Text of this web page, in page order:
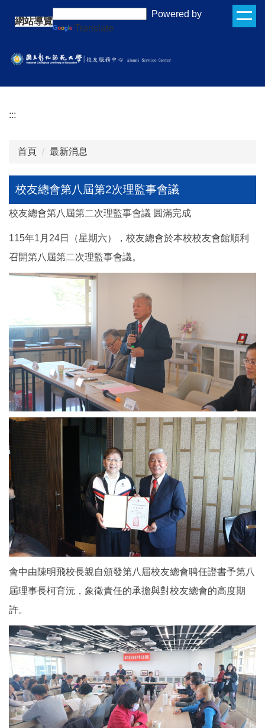
要
內
網站導覽
Powered by
Translate
:::
首頁 最新消息
校友總會第八屆第2次理監事會議
校友總會第八屆第二次理監事會議 圓滿完成
115年1月24日（星期六），校友總會於本校校友會館順利
召開第八屆第二次理監事會議。
會中由陳明飛校長親自頒發第八屆校友總會聘任證書予第八
屆理事長柯育沅，象徵責任的承擔與對校友總會的高度期
許。